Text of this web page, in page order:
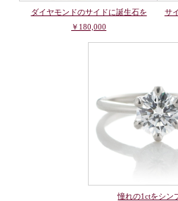
ダイヤモンドのサイドに誕生石を
￥180,000
サ
憧れの1ctをシン